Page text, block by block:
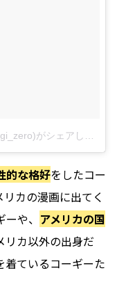
的な格好をしたコー
カの漫画に出てく
や、 アメリカの国
リカ以外の出身だ
着ているコーギーた